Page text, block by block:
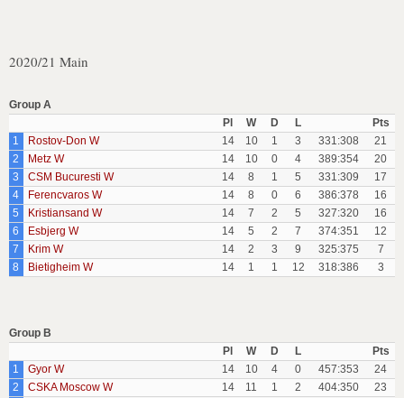
2020/21 Main
Group A
Pl
W D L
Pts
1
Rostov-Don W 14 10 1 3 331:308
21
2
Metz W 14 10 0 4 389:354
20
3
CSM Bucuresti W 14 8 1 5 331:309
17
4
Ferencvaros W 14 8 0 6 386:378
16
5
Kristiansand W 14 7 2 5 327:320
16
6
Esbjerg W 14 5 2 7 374:351
12
7
Krim W 14 2 3 9 325:375
7
8
Bietigheim W 14 1 1 12 318:386 3
Group B
Pl
W D L
Pts
1
Gyor W 14 10 4 0 457:353
24
2
CSKA Moscow W 14 11 1 2 404:350
23